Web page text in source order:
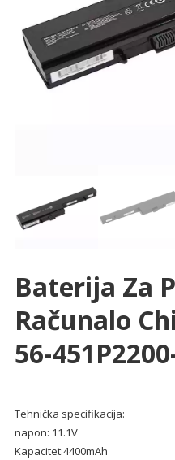
Baterija Za
Računalo
56-
Tehnička specifikacija:
napon: 11.1V
Kapacitet:4400mAh